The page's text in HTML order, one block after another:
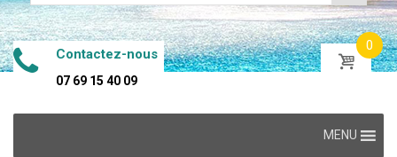
Contactez-nous
07 69 15 40 09
0
MENU